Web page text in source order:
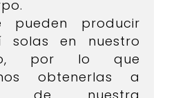
pueden producir
solas en nuestro
por lo que
obtenerlas a